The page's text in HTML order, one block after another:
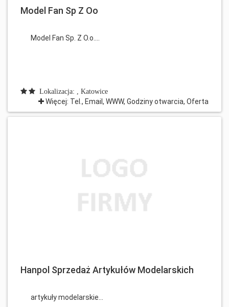
Model Fan Sp Z Oo
Model Fan Sp. Z O.o....
Lokalizacja: , Katowice
Więcej: Tel., Email, WWW, Godziny otwarcia, Oferta
Hanpol Sprzedaż Artykułów Modelarskich
artykuły modelarskie...